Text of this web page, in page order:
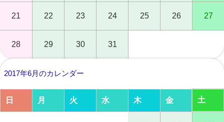
21 22 23 24 25 26 27
28 29 30 31
2017年6月のカレンダー
日 月 火 水 木 金 土